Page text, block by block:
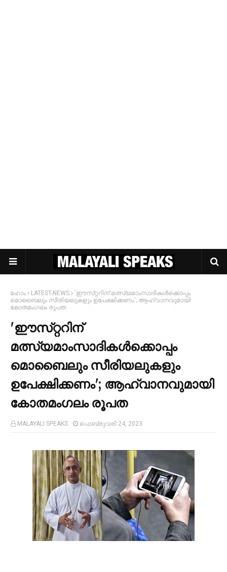
ഹോം LATEST-NEWS
'ഈസ്‌റ്ററിന് മത്സ്യമാംസാദികള്‍ക്കൊപ്പം
മൊബൈലും സീരിയലുകളും ഉപേക്ഷിക്കണം'; ആഹ്വാനവുമായി
കോതമംഗലം രൂപത
'ഈസ്‌റ്ററിന്
മത്സ്യമാംസാദികള്‍ക്കൊപ്പം
മൊബൈലും സീരിയലുകളും
ഉപേക്ഷിക്കണം'; ആഹ്വാനവുമായി
കോതമംഗലം രൂപത
MALAYALI SPEAKS ഫെബ്രുവരി 24, 2023